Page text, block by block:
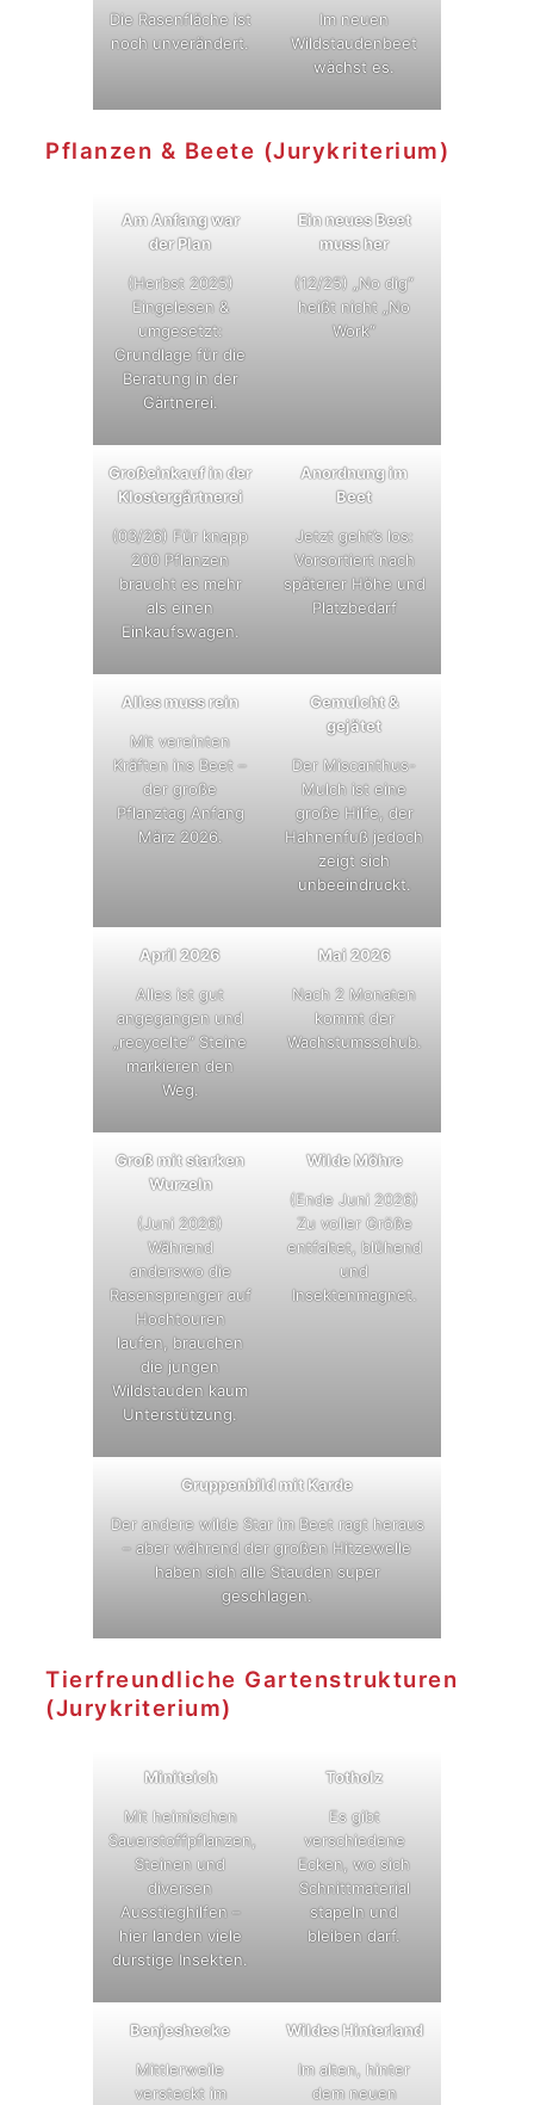
Die Rasenfläche ist
noch unverändert.
Im neuen
Wildstaudenbeet
wächst es.
Pflanzen & Beete (Jurykriterium)
Am Anfang war
der Plan
(Herbst 2025)
Eingelesen &
umgesetzt:
Grundlage für die
Beratung in der
Gärtnerei.
Ein neues Beet
muss her
(12/25) „No dig“
heißt nicht „No
Work“
Großeinkauf in der
Klostergärtnerei
(03/26) Für knapp
200 Pflanzen
braucht es mehr
als einen
Einkaufswagen.
Anordnung im
Beet
Jetzt geht’s los:
Vorsortiert nach
späterer Höhe und
Platzbedarf
Alles muss rein
Mit vereinten
Kräften ins Beet –
der große
Pflanztag Anfang
März 2026.
Gemulcht &
gejätet
Der Miscanthus-
Mulch ist eine
große Hilfe, der
Hahnenfuß jedoch
zeigt sich
unbeeindruckt.
April 2026
Alles ist gut
angegangen und
„recycelte“ Steine
markieren den
Weg.
Mai 2026
Nach 2 Monaten
kommt der
Wachstumsschub.
Groß mit starken
Wurzeln
(Juni 2026)
Während
anderswo die
Rasensprenger auf
Hochtouren
laufen, brauchen
die jungen
Wildstauden kaum
Unterstützung.
Wilde Möhre
(Ende Juni 2026)
Zu voller Größe
entfaltet, blühend
und
Insektenmagnet.
Gruppenbild mit Karde
Der andere wilde Star im Beet ragt heraus
– aber während der großen Hitzewelle
haben sich alle Stauden super
geschlagen.
Tierfreundliche Gartenstrukturen
(Jurykriterium)
Miniteich
Mit heimischen
Sauerstoffpflanzen,
Steinen und
diversen
Ausstieghilfen –
hier landen viele
durstige Insekten.
Totholz
Es gibt
verschiedene
Ecken, wo sich
Schnittmaterial
stapeln und
bleiben darf.
Benjeshecke
Mittlerweile
versteckt im
Wildes Hinterland
Im alten, hinter
dem neuen